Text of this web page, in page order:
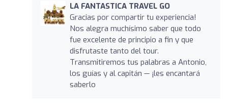
LA FANTASTICA TRAVEL GO
Gracias por compartir tu experiencia!
Nos alegra muchísimo saber que todo
fue excelente de principio a fin y que
disfrutaste tanto del tour.
Transmitiremos tus palabras a Antonio,
los guías y al capitán — ¡les encantará
saberlo